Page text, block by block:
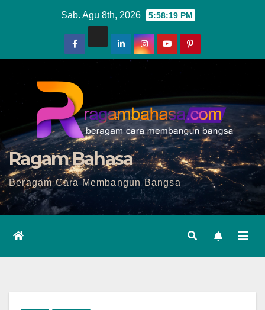
Sab. Agu 8th, 2026 5:58:21 PM
Ragam Bahasa
Beragam Cara Membangun Bangsa